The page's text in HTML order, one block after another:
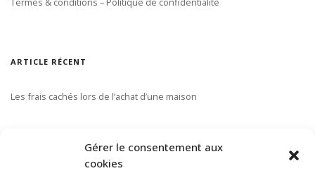
Gérer le consentement aux
cookies
ARTICLE RÉCENT
Les frais cachés lors de l’achat d’une maison